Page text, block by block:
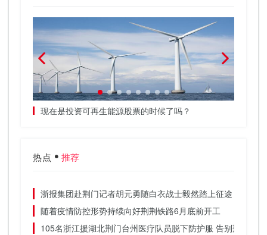
现在是投资可再生能源股票的时候了吗？
热点 推荐
浙报集团赴荆门记者胡元勇随白衣战士毅然踏上征途
随着疫情防控形势持续向好荆荆铁路6月底前开工
105名浙江援湖北荆门台州医疗队员脱下防护服 告别荆门的